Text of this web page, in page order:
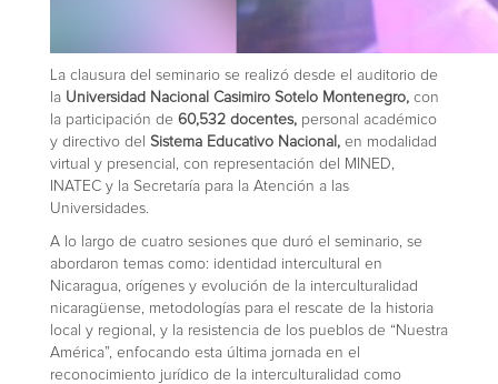
La clausura del seminario se realizó desde el auditorio de
la Universidad Nacional Casimiro Sotelo Montenegro, con
la participación de 60,532 docentes, personal académico
y directivo del Sistema Educativo Nacional, en modalidad
virtual y presencial, con representación del MINED,
INATEC y la Secretaría para la Atención a las
Universidades.
A lo largo de cuatro sesiones que duró el seminario, se
abordaron temas como: identidad intercultural en
Nicaragua, orígenes y evolución de la interculturalidad
nicaragüense, metodologías para el rescate de la historia
local y regional, y la resistencia de los pueblos de “Nuestra
América”, enfocando esta última jornada en el
reconocimiento jurídico de la interculturalidad como